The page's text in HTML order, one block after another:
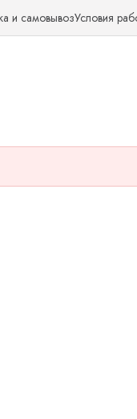
и самовывозУсловия